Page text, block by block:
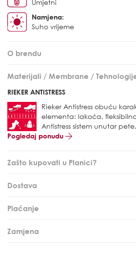
Umjetni
Namjena:
Suho vrijeme
O brendu
Materijali / Membrane /
RIEKER ANTISTRESS
Rieker Antistress obuću
elementa: lakoća,
Antistress sistem unutar pete.
Pogledaj ponudu
Zašto kupovati u Planici?
Dostava
Plaćanje
Zamjena